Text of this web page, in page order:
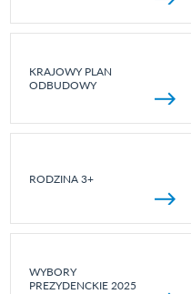
KRAJOWY PLAN
ODBUDOWY
RODZINA 3+
WYBORY
PREZYDENCKIE 2025